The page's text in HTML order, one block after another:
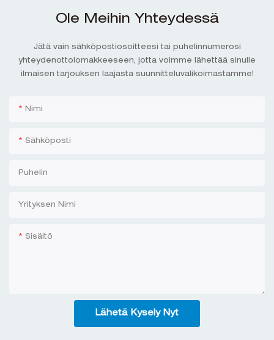
Ole Meihin Yhteydessä
Jätä vain sähköpostiosoitteesi tai puhelinnumerosi
yhteydenottolomakkeeseen, jotta voimme lähettää sinulle
ilmaisen tarjouksen laajasta suunnitteluvalikoimastamme!
Nimi
Sähköposti
Puhelin
Yrityksen Nimi
Sisältö
Lähetä Kysely Nyt